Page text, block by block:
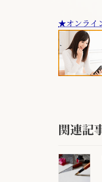
★オンライ
関連記